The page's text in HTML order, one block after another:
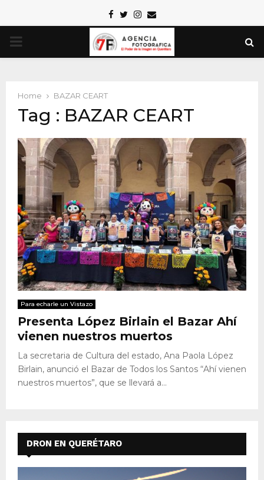
Facebook
TwitterInstagram
Email
PRIMARY
Home BAZAR CEART
Tag : BAZAR CEART
Para echarle un Vistazo
Presenta López Birlain el Bazar Ahí
vienen nuestros muertos
La secretaria de Cultura del estado, Ana Paola López
Birlain, anunció el Bazar de Todos los Santos “Ahí vienen
nuestros muertos”, que se llevará a...
DRON EN QUERÉTARO